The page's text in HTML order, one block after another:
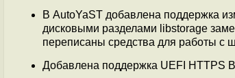
В AutoYaST добавлена поддержка
дисковыми разделами libstorage
переписаны средства для работы с
Добавлена поддержка UEFI HTTPS